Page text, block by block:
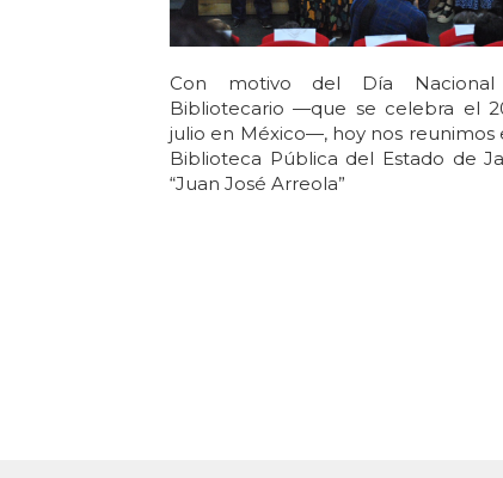
Con motivo del Día
Bibliotecario —que se celebra el
julio en México—, hoy nos reunimos
Biblioteca Pública del Estado de
“Juan José Arreola”